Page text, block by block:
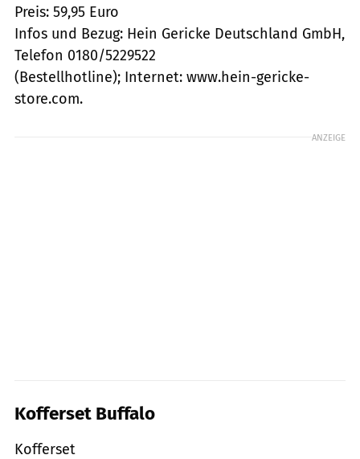
Preis: 59,95 Euro
Infos und Bezug: Hein Gericke Deutschland GmbH,
Telefon 0180/5229522
(Bestellhotline); Internet: www.hein-gericke-
store.com.
ANZEIGE
Kofferset Buffalo
Kofferset